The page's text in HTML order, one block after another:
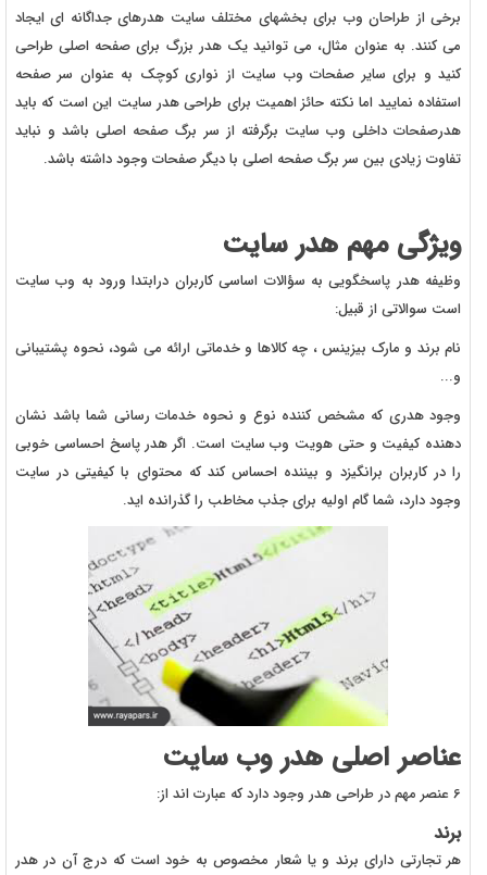
برخی از طراحان وب برای بخشهای مختلف سایت هدرهای جداگانه ای ایجاد
می کنند. به عنوان مثال، می توانید یک هدر بزرگ برای صفحه اصلی طراحی
کنید و برای سایر صفحات وب سایت از نواری کوچک به عنوان سر صفحه
استفاده نمایید اما نکته حائز اهمیت برای طراحی هدر سایت این است که باید
هدرصفحات داخلی وب سایت برگرفته از سر برگ صفحه اصلی باشد و نباید
تفاوت زیادی بین سر برگ صفحه اصلی با دیگر صفحات وجود داشته باشد.
ویژگی مهم هدر سایت
وظیفه هدر پاسخگویی به سؤالات اساسی کاربران درابتدا ورود به وب سایت
است سوالاتی از قبیل:
نام برند و مارک بیزینس ، چه کالاها و خدماتی ارائه می شود، نحوه پشتیبانی
و...
وجود هدری که مشخص کننده نوع و نحوه خدمات رسانی شما باشد نشان
دهنده کیفیت و حتی هویت وب سایت است. اگر هدر پاسخ احساسی خوبی
را در کاربران برانگیزد و بیننده احساس کند که محتوای با کیفیتی در سایت
وجود دارد، شما گام اولیه برای جذب مخاطب را گذرانده اید.
عناصر اصلی هدر وب سایت
6 عنصر مهم در طراحی هدر وجود دارد که عبارت اند از:
برند
هر تجارتی دارای برند و یا شعار مخصوص به خود است که درج آن در هدر